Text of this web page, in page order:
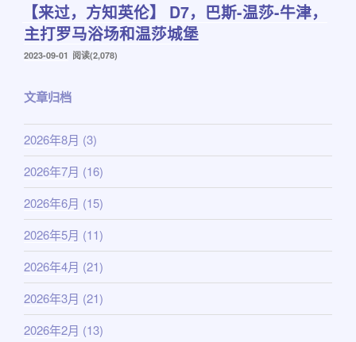
【来过，方知英伦】 D7，巴斯-温莎-牛津，
主打罗马浴场和温莎城堡
发
2023-09-01 阅读(2,078)
文章归档
2026年8月 (3)
2026年7月 (16)
2026年6月 (15)
2026年5月 (11)
2026年4月 (21)
2026年3月 (21)
2026年2月 (13)